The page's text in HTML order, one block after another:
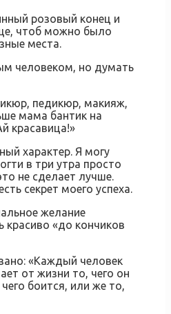
розовый конец и
чтоб можно было
места.
человеком, но думать
педикюр, макияж,
мама бантик на
красавица!»
характер. Я могу
в три утра просто
не сделает лучше.
секрет моего успеха.
желание
«до кончиков
«Каждый человек
от жизни то, чего он
боится, или же то,